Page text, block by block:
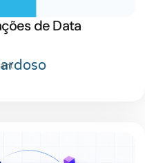
de Data